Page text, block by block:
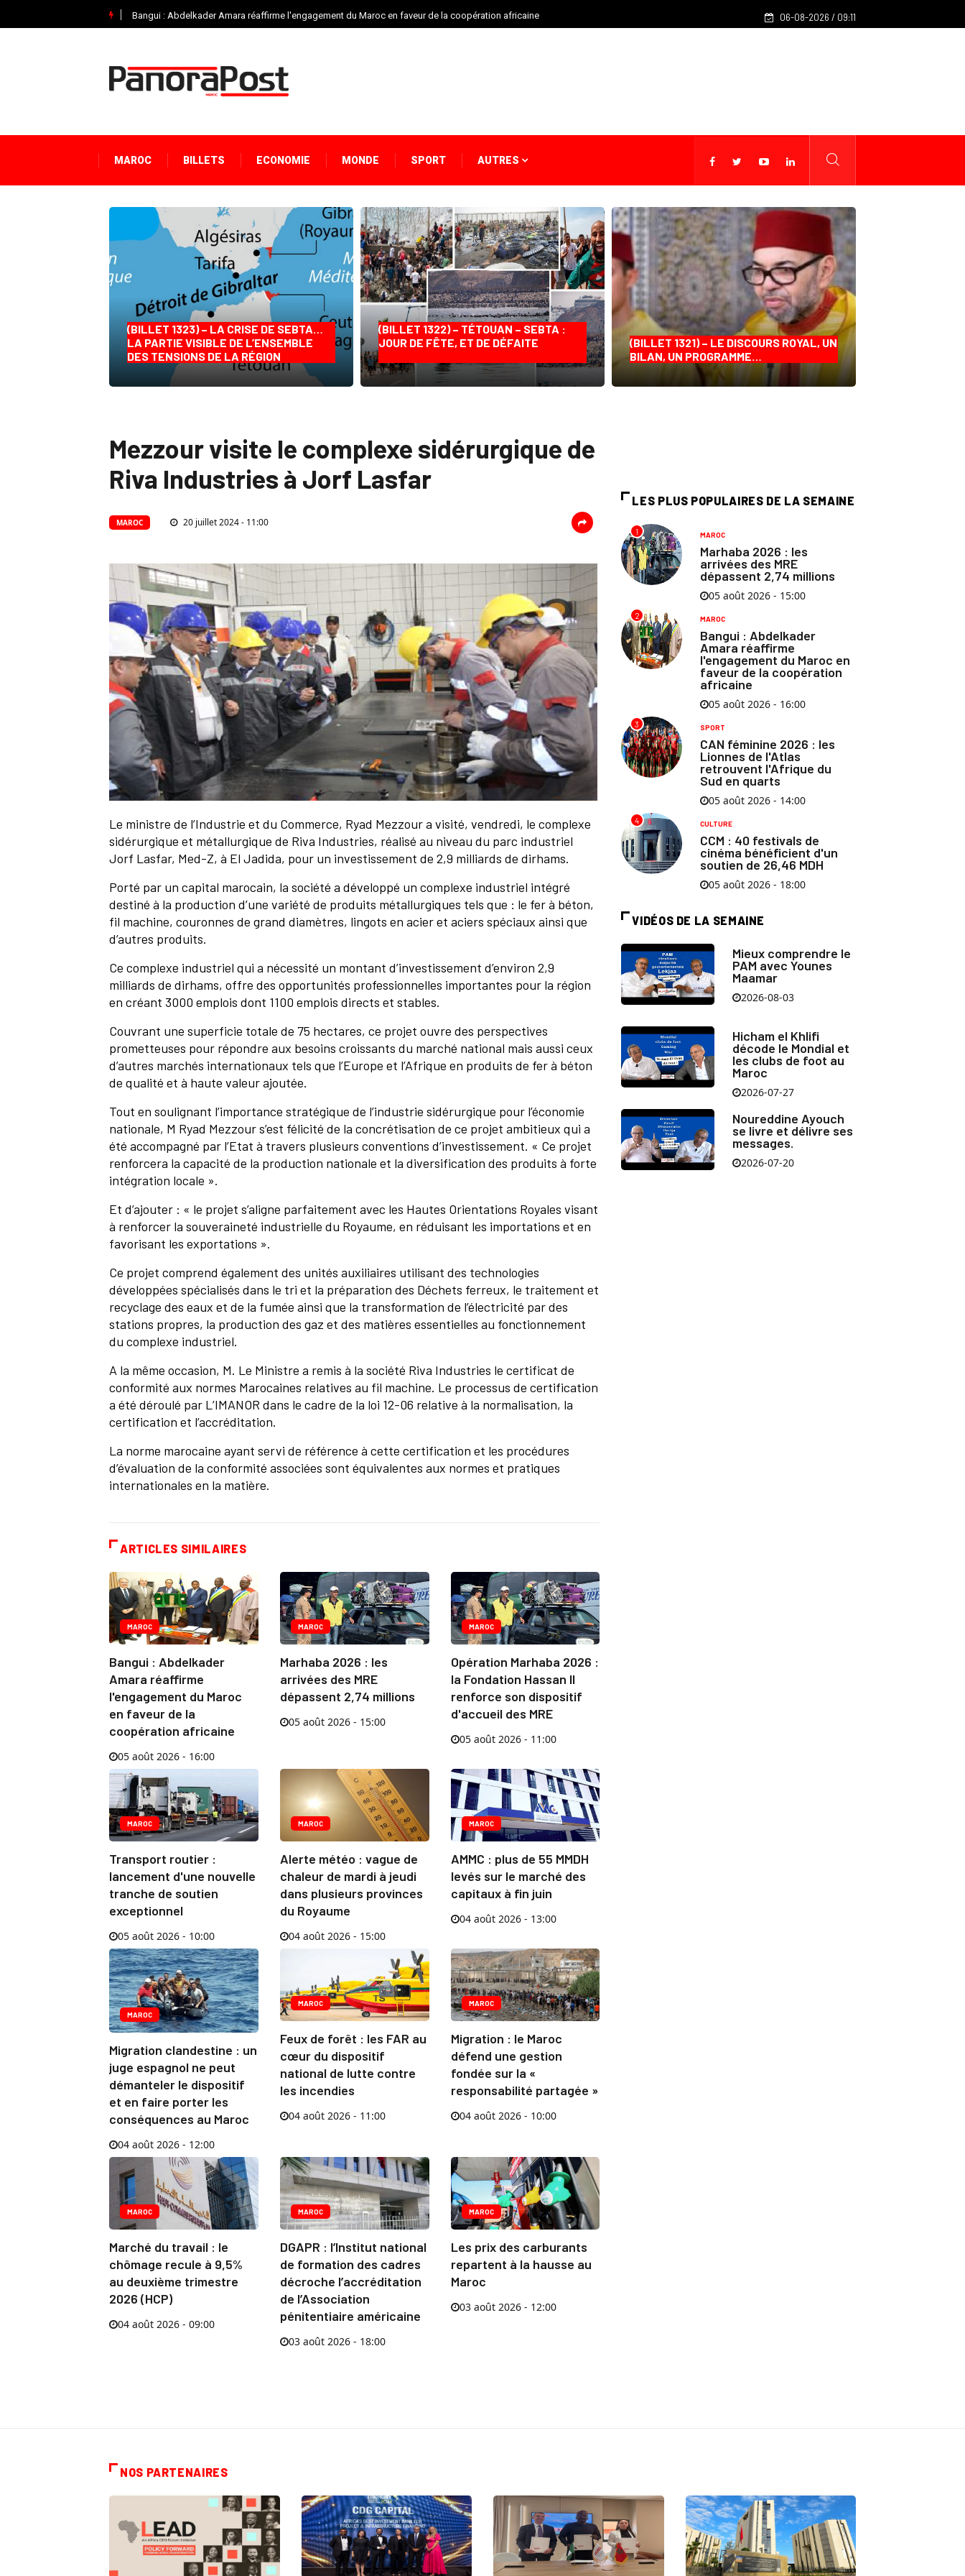
Bangui : Abdelkader Amara réaffirme l'engagement du Maroc en faveur de la coopération africaine Marhaba 2026 : les arrivées des MRE dépassent 2,74 millions
06-08-2026 / 09:11
MAROC BILLETS ECONOMIE MONDE SPORT AUTRES
(BILLET 1323) – LA CRISE DE SEBTA…
LA PARTIE VISIBLE DE L’ENSEMBLE
DES TENSIONS DE LA RÉGION
(BILLET 1322) – TÉTOUAN – SEBTA :
JOUR DE FÊTE, ET DE DÉFAITE
(BILLET 1321) – LE DISCOURS ROYAL, UN
BILAN, UN PROGRAMME…
Mezzour visite le complexe sidérurgique de
Riva Industries à Jorf Lasfar
MAROC 20 juillet 2024 - 11:00
Le ministre de l’Industrie et du Commerce, Ryad Mezzour a visité, vendredi, le complexe
sidérurgique et métallurgique de Riva Industries, réalisé au niveau du parc industriel
Jorf Lasfar, Med-Z, à El Jadida, pour un investissement de 2,9 milliards de dirhams.
Porté par un capital marocain, la société a développé un complexe industriel intégré
destiné à la production d’une variété de produits métallurgiques tels que : le fer à béton,
fil machine, couronnes de grand diamètres, lingots en acier et aciers spéciaux ainsi que
d’autres produits.
Ce complexe industriel qui a nécessité un montant d’investissement d’environ 2,9
milliards de dirhams, offre des opportunités professionnelles importantes pour la région
en créant 3000 emplois dont 1100 emplois directs et stables.
Couvrant une superficie totale de 75 hectares, ce projet ouvre des perspectives
prometteuses pour répondre aux besoins croissants du marché national mais aussi ceux
d’autres marchés internationaux tels que l’Europe et l’Afrique en produits de fer à béton
de qualité et à haute valeur ajoutée.
Tout en soulignant l’importance stratégique de l’industrie sidérurgique pour l’économie
nationale, M Ryad Mezzour s’est félicité de la concrétisation de ce projet ambitieux qui a
été accompagné par l’Etat à travers plusieurs conventions d’investissement. « Ce projet
renforcera la capacité de la production nationale et la diversification des produits à forte
intégration locale ».
Et d’ajouter : « le projet s’aligne parfaitement avec les Hautes Orientations Royales visant
à renforcer la souveraineté industrielle du Royaume, en réduisant les importations et en
favorisant les exportations ».
Ce projet comprend également des unités auxiliaires utilisant des technologies
développées spécialisés dans le tri et la préparation des Déchets ferreux, le traitement et
recyclage des eaux et de la fumée ainsi que la transformation de l’électricité par des
stations propres, la production des gaz et des matières essentielles au fonctionnement
du complexe industriel.
A la même occasion, M. Le Ministre a remis à la société Riva Industries le certificat de
conformité aux normes Marocaines relatives au fil machine. Le processus de certification
a été déroulé par L’IMANOR dans le cadre de la loi 12-06 relative à la normalisation, la
certification et l’accréditation.
La norme marocaine ayant servi de référence à cette certification et les procédures
d’évaluation de la conformité associées sont équivalentes aux normes et pratiques
internationales en la matière.
ARTICLES SIMILAIRES
MAROC
Bangui : Abdelkader
Amara réaffirme
l'engagement du Maroc
en faveur de la
coopération africaine
05 août 2026 - 16:00
MAROC
Marhaba 2026 : les
arrivées des MRE
dépassent 2,74 millions
05 août 2026 - 15:00
MAROC
Opération Marhaba 2026 :
la Fondation Hassan II
renforce son dispositif
d'accueil des MRE
05 août 2026 - 11:00
MAROC
Transport routier :
lancement d'une nouvelle
tranche de soutien
exceptionnel
05 août 2026 - 10:00
MAROC
Alerte météo : vague de
chaleur de mardi à jeudi
dans plusieurs provinces
du Royaume
04 août 2026 - 15:00
MAROC
AMMC : plus de 55 MMDH
levés sur le marché des
capitaux à fin juin
04 août 2026 - 13:00
MAROC
Migration clandestine : un
juge espagnol ne peut
démanteler le dispositif
et en faire porter les
conséquences au Maroc
04 août 2026 - 12:00
MAROC
Feux de forêt : les FAR au
cœur du dispositif
national de lutte contre
les incendies
04 août 2026 - 11:00
MAROC
Migration : le Maroc
défend une gestion
fondée sur la «
responsabilité partagée »
04 août 2026 - 10:00
MAROC
Marché du travail : le
chômage recule à 9,5%
au deuxième trimestre
2026 (HCP)
04 août 2026 - 09:00
MAROC
DGAPR : l’Institut national
de formation des cadres
décroche l’accréditation
de l’Association
pénitentiaire américaine
03 août 2026 - 18:00
MAROC
Les prix des carburants
repartent à la hausse au
Maroc
03 août 2026 - 12:00
LES PLUS POPULAIRES DE LA SEMAINE
1 MAROC
Marhaba 2026 : les
arrivées des MRE
dépassent 2,74 millions
05 août 2026 - 15:00
2 MAROC
Bangui : Abdelkader
Amara réaffirme
l'engagement du Maroc en
faveur de la coopération
africaine
05 août 2026 - 16:00
3 SPORT
CAN féminine 2026 : les
Lionnes de l'Atlas
retrouvent l'Afrique du
Sud en quarts
05 août 2026 - 14:00
4 CULTURE
CCM : 40 festivals de
cinéma bénéficient d'un
soutien de 26,46 MDH
05 août 2026 - 18:00
VIDÉOS DE LA SEMAINE
Mieux comprendre le
PAM avec Younes
Maamar
2026-08-03
Hicham el Khlifi
décode le Mondial et
les clubs de foot au
Maroc
2026-07-27
Noureddine Ayouch
se livre et délivre ses
messages.
2026-07-20
NOS PARTENAIRES